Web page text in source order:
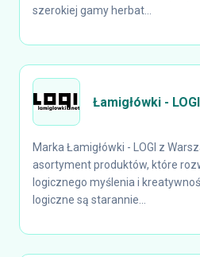
szerokiej gamy herbat...
Łamigłówki - LOGI
Marka Łamigłówki - LOGI z
asortyment produktów, które
logicznego myślenia i
logiczne są starannie...